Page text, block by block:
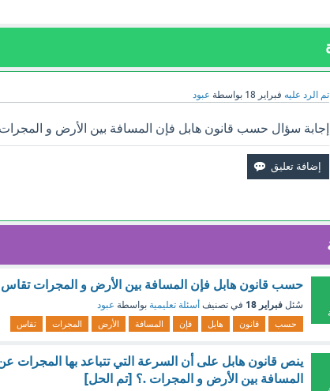
تم الرد عليه فبراير 18 بواسطة عبود
إجابة سؤال حسب قانون هابل فإن المسافة بين الأرض و المجرات
حسب قانون هابل فإن المسافة بين الأرض و المجرات
سُئل فبراير 18 في تصنيف أسئلة تعليمية بواسطة عبود
حسب قانون هابل فإن المسافة الأرض المجرات تقاس
ينص قانون هابل على أن السرعة التي تتباعد بها المجرات
المسافة بين الأرض و المجرات .؟ [تم الحل]